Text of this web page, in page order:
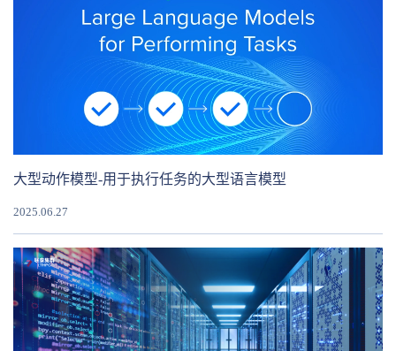
大型动作模型-用于执行任务的大型语言模型
2025.06.27